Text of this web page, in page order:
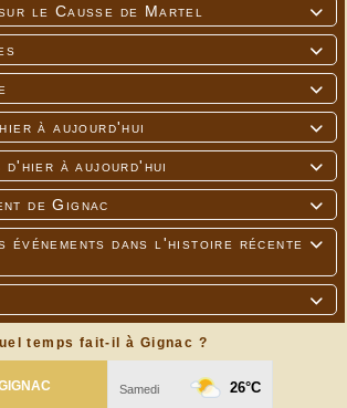

le Causse de Martel



à aujourd'hui

à aujourd'hui

de Gignac

événements dans l'histoire récente

temps fait-il à Gignac ?